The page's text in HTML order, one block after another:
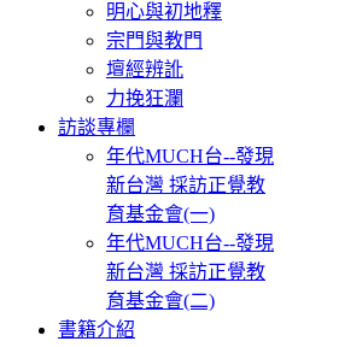
明心與初地釋
宗門與教門
壇經辨訛
力挽狂瀾
訪談專欄
年代MUCH台--發現
新台灣 採訪正覺教
育基金會(一)
年代MUCH台--發現
新台灣 採訪正覺教
育基金會(二)
書籍介紹